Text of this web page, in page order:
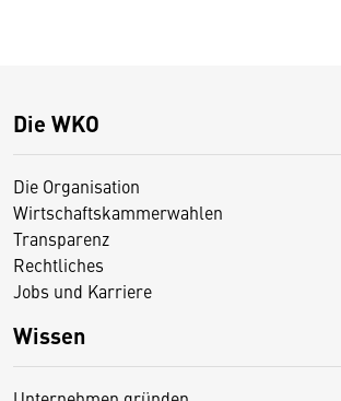
Die WKO
Die Organisation
Wirtschaftskammerwahlen
Transparenz
Rechtliches
Jobs und Karriere
Wissen